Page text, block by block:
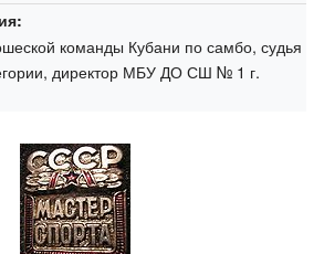
команды Кубани по самбо, судья
директор МБУ ДО СШ № 1 г.